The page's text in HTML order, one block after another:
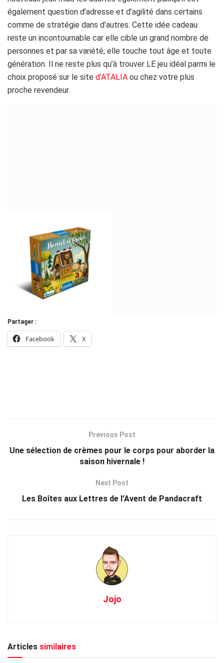
également question d’adresse et d’agilité dans certains
comme de stratégie dans d’autres. Cette idée cadeau
reste un incontournable car elle cible un grand nombre de
personnes et par sa variété, elle touche tout âge et toute
génération. Il ne reste plus qu’à trouver LE jeu idéal parmi le
choix proposé sur le site d’ATALIA ou chez votre plus
proche revendeur.
Partager :
Facebook X
Previous Post
Une sélection de crèmes pour le corps pour aborder la
saison hivernale !
Next Post
Les Boîtes aux Lettres de l’Avent de Pandacraft
Jojo
Articles similaires